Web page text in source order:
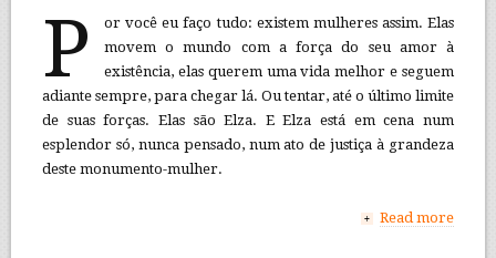
P
or você eu faço tudo: existem mulheres assim. Elas
movem o mundo com a força do seu amor à
existência, elas querem uma vida melhor e seguem
adiante sempre, para chegar lá. Ou tentar, até o último limite
de suas forças. Elas são Elza. E Elza está em cena num
esplendor só, nunca pensado, num ato de justiça à grandeza
deste monumento-mulher.
+ Read more